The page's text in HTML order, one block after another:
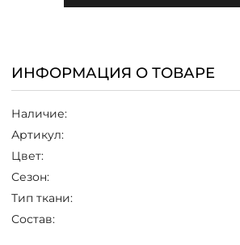
MANAGER@DSTREND.RU
ЗАКАЗАТЬ ЗВОНОК
ИНФОРМАЦИЯ О ТОВАРЕ
Наличие:
Артикул:
Цвет:
Сезон:
Тип ткани:
Состав: